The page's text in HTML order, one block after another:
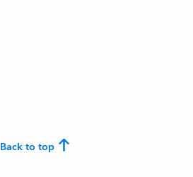
Back to top